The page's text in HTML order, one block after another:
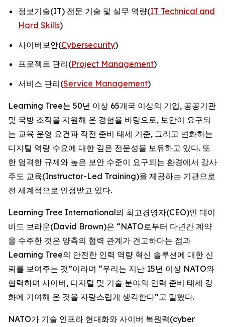
정보기술(IT) 전문 기술 및 실무 역량(IT Technical and
Hard Skills)
사이버보안(Cybersecurity)
프로젝트 관리(Project Management)
서비스 관리(Service Management)
Learning Tree는 50년 이상 65개국 이상의 기업, 공공기관
및 국방 조직을 지원해 온 경험을 바탕으로, 보안이 요구되
는 교육 운영 요건과 작전 준비 태세 기준, 그리고 변화하는
디지털 역량 수요에 대한 깊은 전문성을 보유하고 있다. 또
한 엄격한 규제와 높은 보안 수준이 요구되는 환경에서 강사
주도 교육(Instructor-Led Training)을 제공하는 기관으로
전 세계적으로 인정받고 있다.
Learning Tree International의 최고경영자(CEO)인 데이
비드 브라운(David Brown)은 “NATO로부터 다년간 계약
을 수주한 것은 양측의 협력 관계가 견고하다는 점과
Learning Tree의 안전한 인력 역량 혁신 솔루션에 대한 신
뢰를 보여주는 것”이라며 “우리는 지난 15년 이상 NATO와
협력하며 사이버, 디지털 및 기술 분야의 인력 준비 태세 강
화에 기여해 온 것을 자랑스럽게 생각한다”고 말했다.
NATO가 기술 인프라 현대화와 사이버 복원력(cyber